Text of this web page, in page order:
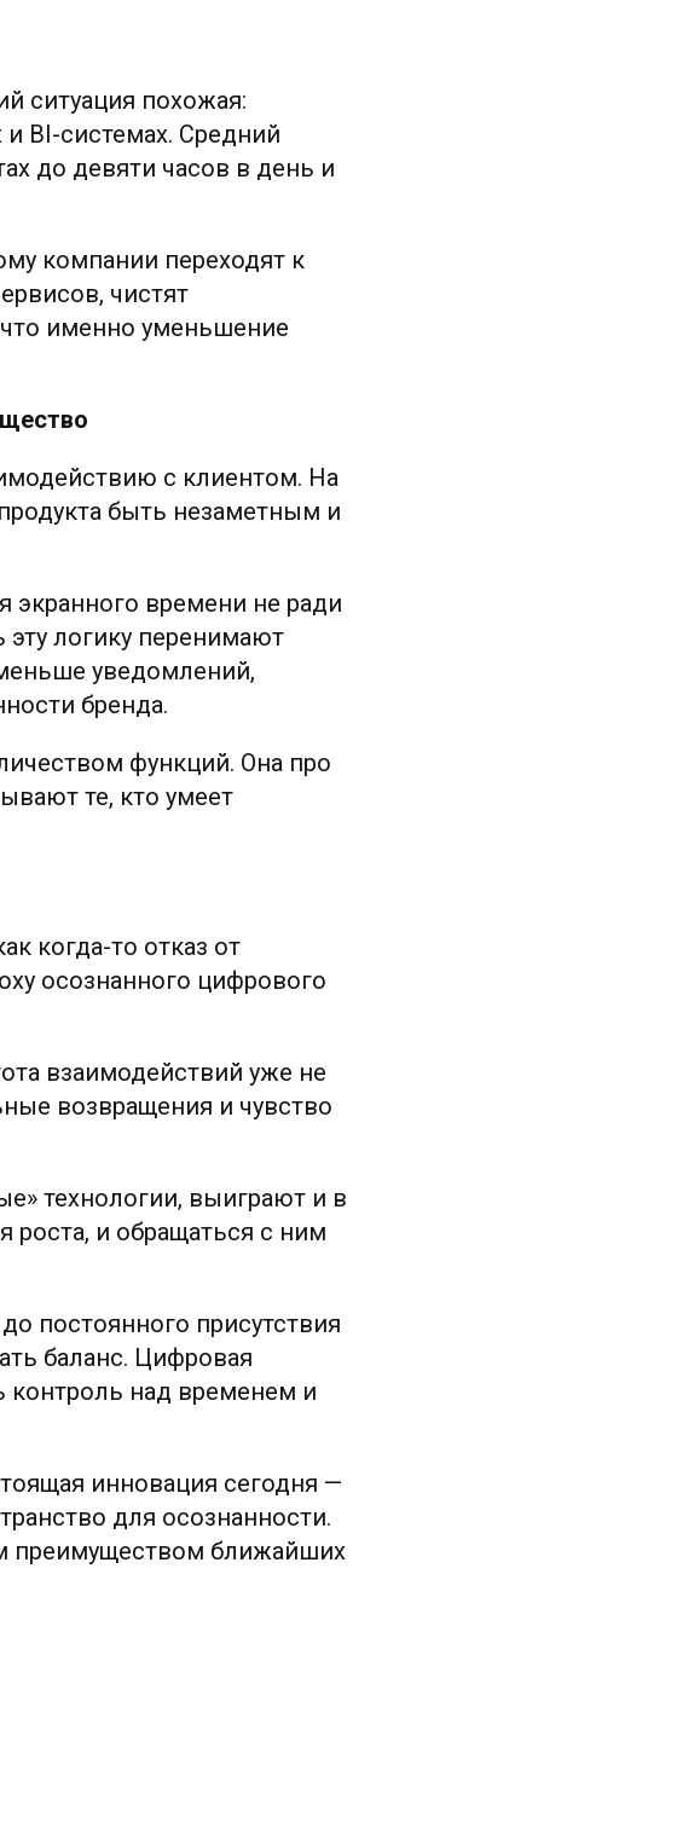
ситуация похожая:
и BI-системах. Средний
до девяти часов в день и
компании переходят к
чистят
именно уменьшение
с клиентом. На
быть незаметным и
экранного времени не ради
эту логику перенимают
уведомлений,
бренда.
функций. Она про
те, кто умеет
когда-то отказ от
осознанного цифрового
взаимодействий уже не
возвращения и чувство
технологии, выиграют и в
роста, и обращаться с ним
постоянного присутствия
баланс. Цифровая
контроль над временем и
инновация сегодня —
для осознанности.
преимуществом ближайших